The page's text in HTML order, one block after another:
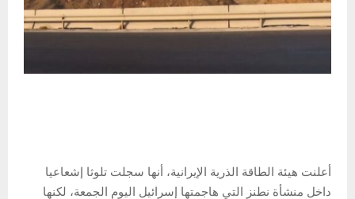
أعلنت هيئة الطاقة الذرية الإيرانية، أنها سجلت تلوثا إشعاعيا
داخل منشأة نطنز التي هاجمتها إسرائيل اليوم الجمعة، لكنها